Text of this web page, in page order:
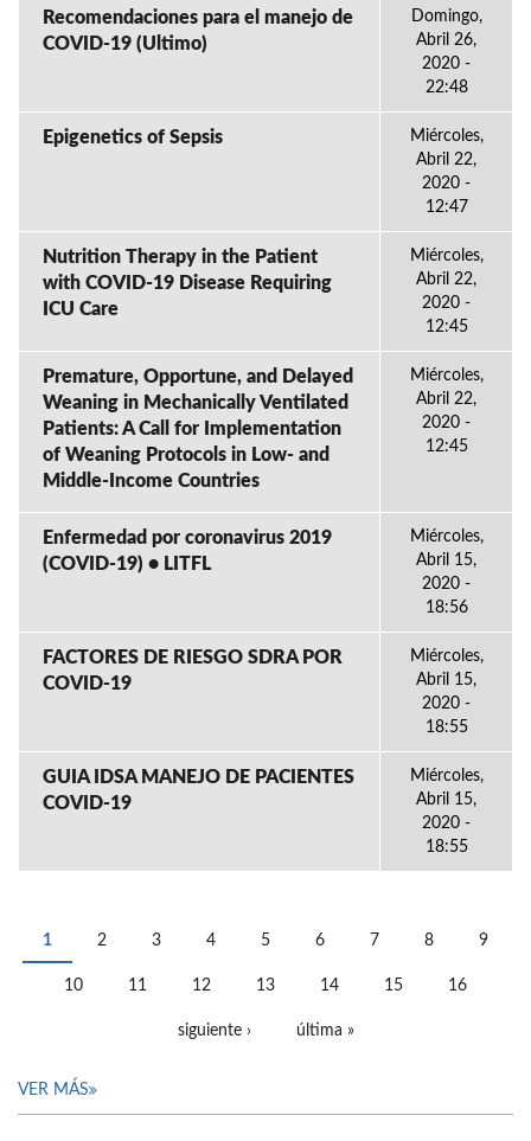
Recomendaciones para el manejo de
COVID-19 (Ultimo)
Domingo,
Abril 26,
2020 -
22:48
Epigenetics of Sepsis
Miércoles,
Abril 22,
2020 -
12:47
Nutrition Therapy in the Patient
with COVID-19 Disease Requiring
ICU Care
Miércoles,
Abril 22,
2020 -
12:45
Premature, Opportune, and Delayed
Weaning in Mechanically Ventilated
Patients: A Call for Implementation
of Weaning Protocols in Low- and
Middle-Income Countries
Miércoles,
Abril 22,
2020 -
12:45
Enfermedad por coronavirus 2019
(COVID-19) • LITFL
Miércoles,
Abril 15,
2020 -
18:56
FACTORES DE RIESGO SDRA POR
COVID-19
Miércoles,
Abril 15,
2020 -
18:55
GUIA IDSA MANEJO DE PACIENTES
COVID-19
Miércoles,
Abril 15,
2020 -
18:55
PÁGINAS
1 2 3 4 5 6 7 8 9
10 11 12 13 14 15 16
siguiente › última »
VER MÁS